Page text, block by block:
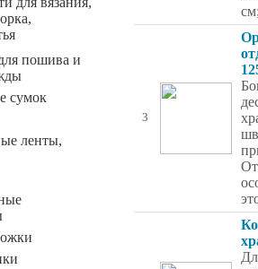
пошива и
сумок
ленты,
3